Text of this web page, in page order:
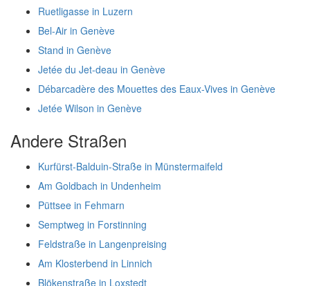
Ruetligasse in Luzern
Bel-Air in Genève
Stand in Genève
Jetée du Jet-deau in Genève
Débarcadère des Mouettes des Eaux-Vives in Genève
Jetée Wilson in Genève
Andere Straßen
Kurfürst-Balduin-Straße in Münstermaifeld
Am Goldbach in Undenheim
Püttsee in Fehmarn
Semptweg in Forstinning
Feldstraße in Langenpreising
Am Klosterbend in Linnich
Blökenstraße in Loxstedt